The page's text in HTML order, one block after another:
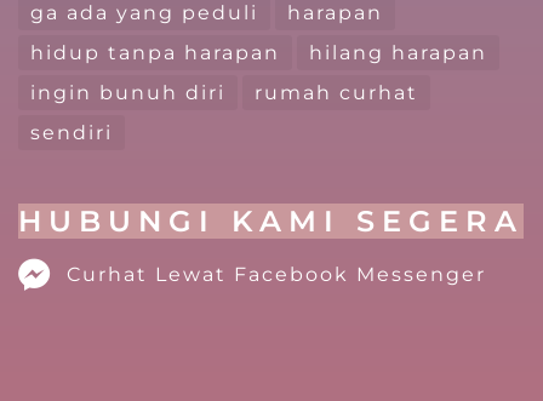
ga ada yang peduli
harapan
hidup tanpa harapan
hilang harapan
ingin bunuh diri
rumah curhat
sendiri
HUBUNGI KAMI SEGERA
Curhat Lewat Facebook Messenger